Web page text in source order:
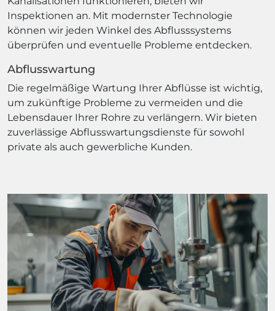
Inspektionen an. Mit modernster Technologie
können wir jeden Winkel des Abflusssystems
überprüfen und eventuelle Probleme entdecken.
Abflusswartung
Die regelmäßige Wartung Ihrer Abflüsse ist wichtig,
um zukünftige Probleme zu vermeiden und die
Lebensdauer Ihrer Rohre zu verlängern. Wir bieten
zuverlässige Abflusswartungsdienste für sowohl
private als auch gewerbliche Kunden.